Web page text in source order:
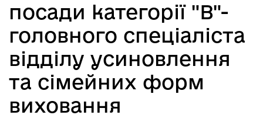
посади категорії "В"-
головного спеціаліста
відділу усиновлення
та сімейних форм
виховання